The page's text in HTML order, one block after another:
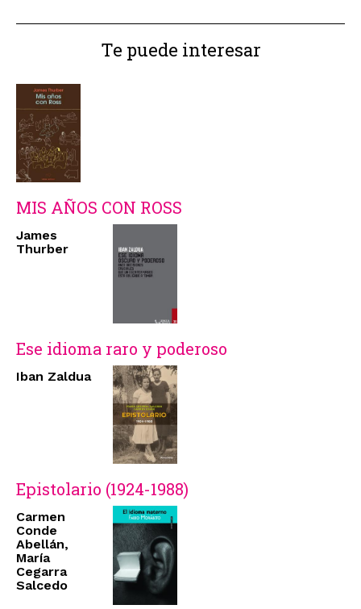
Te puede interesar
MIS AÑOS CON ROSS
James
Thurber
Ese idioma raro y poderoso
Iban Zaldua
Epistolario (1924-1988)
Carmen
Conde
Abellán,
María
Cegarra
Salcedo